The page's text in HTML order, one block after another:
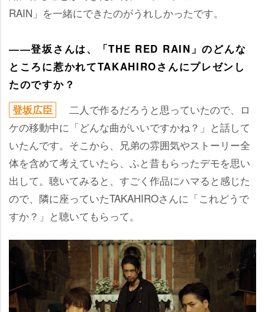
RAIN」を一緒にできたのがうれしかったです。
――登坂さんは、「THE RED RAIN」のどんな
ところに惹かれてTAKAHIROさんにプレゼンし
たのですか？
登坂広臣
二人で作るだろうと思っていたので、ロ
ケの移動中に「どんな曲がいいですかね？」と話して
いたんです。そこから、兄弟の雰囲気やストーリー全
体を含めて考えていたら、ふと昔もらったデモを思い
出して。聴いてみると、すごく作品にハマると感じた
ので、隣に座っていたTAKAHIROさんに「これどうで
すか？」と聴いてもらって。